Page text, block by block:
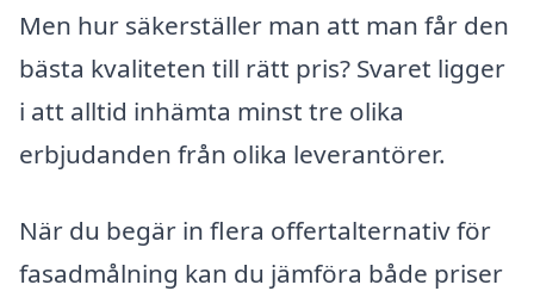
Men hur säkerställer man att man får den
bästa kvaliteten till rätt pris? Svaret ligger
i att alltid inhämta minst tre olika
erbjudanden från olika leverantörer.
När du begär in flera offertalternativ för
fasadmålning kan du jämföra både priser